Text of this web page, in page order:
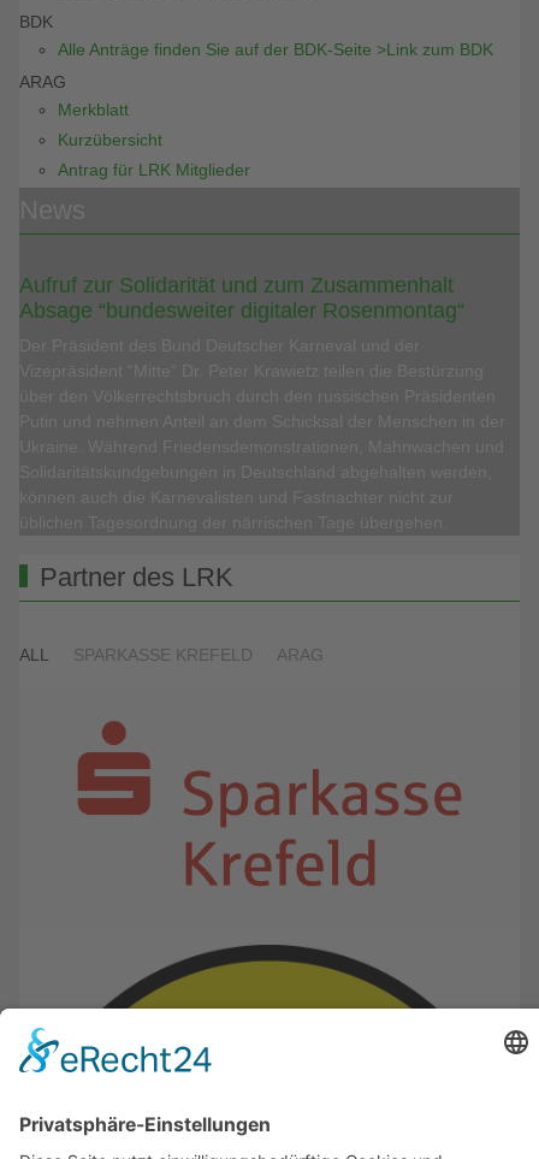
BDK
Alle Anträge finden Sie auf der BDK-Seite >Link zum BDK
ARAG
Merkblatt
Kurzübersicht
Antrag für LRK Mitglieder
Aufruf zur Solidarität und zum Zusammenhalt
Absage “bundesweiter digitaler Rosenmontag“
Partner des LRK
ALL SPARKASSE KREFELD ARAG